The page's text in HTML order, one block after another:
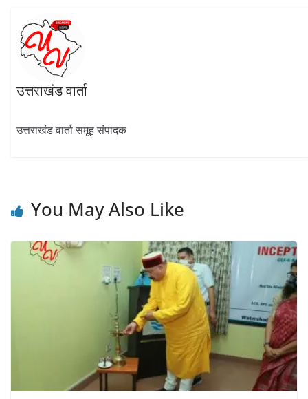
उत्तराखंड वार्ता
उत्तराखंड वार्ता समूह संपादक
You May Also Like